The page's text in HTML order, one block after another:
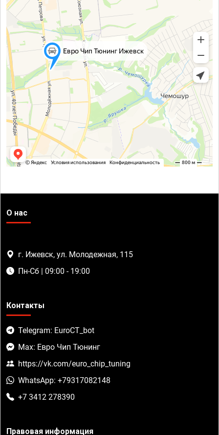
О нас
г. Ижевск, ул. Молодежная, 115
Пн-Сб | 09:00 - 19:00
Контакты
Telegram: EuroCT_bot
Max: Евро Чип Тюнинг
https://vk.com/euro_chip_tuning
WhatsApp: +79317082148
+7 3412 278390
Правовая информация